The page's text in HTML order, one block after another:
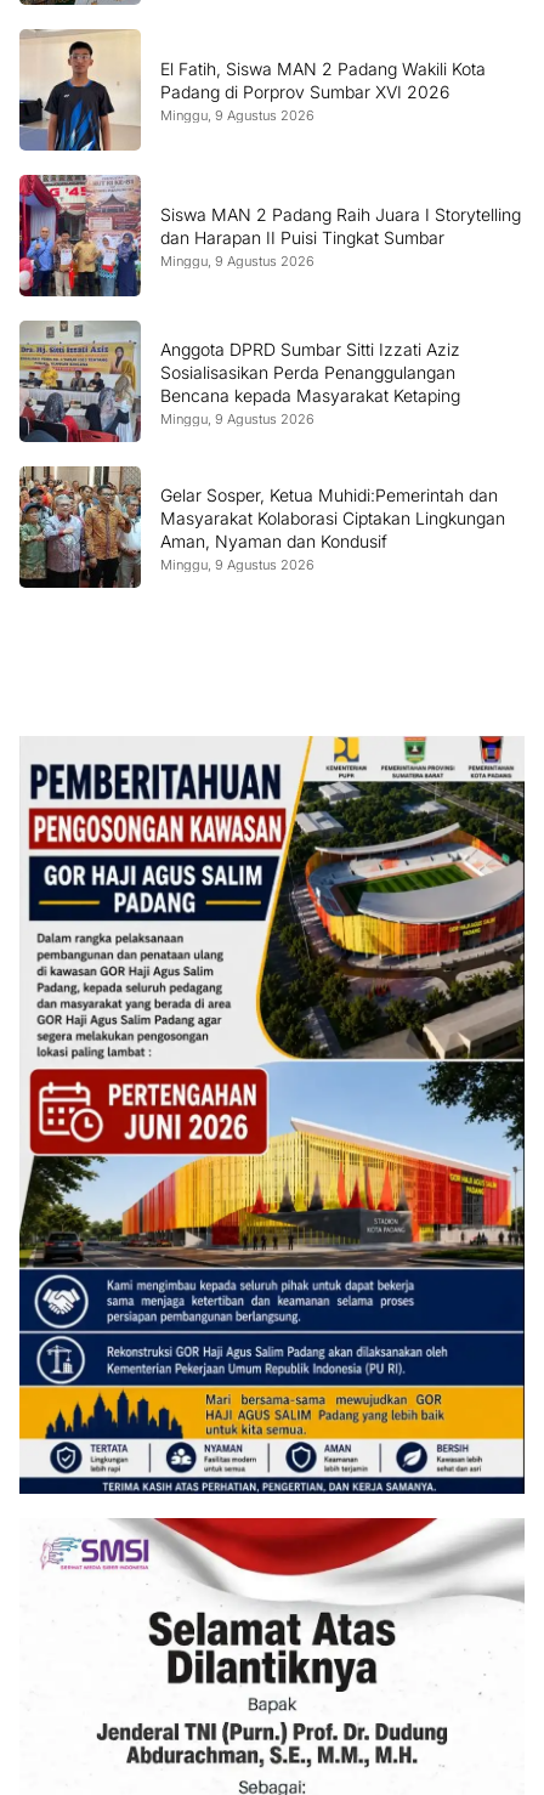
El Fatih, Siswa MAN 2 Padang Wakili Kota
Padang di Porprov Sumbar XVI 2026
Minggu, 9 Agustus 2026
Siswa MAN 2 Padang Raih Juara I Storytelling
dan Harapan II Puisi Tingkat Sumbar
Minggu, 9 Agustus 2026
Anggota DPRD Sumbar Sitti Izzati Aziz
Sosialisasikan Perda Penanggulangan
Bencana kepada Masyarakat Ketaping
Minggu, 9 Agustus 2026
Gelar Sosper, Ketua Muhidi:Pemerintah dan
Masyarakat Kolaborasi Ciptakan Lingkungan
Aman, Nyaman dan Kondusif
Minggu, 9 Agustus 2026